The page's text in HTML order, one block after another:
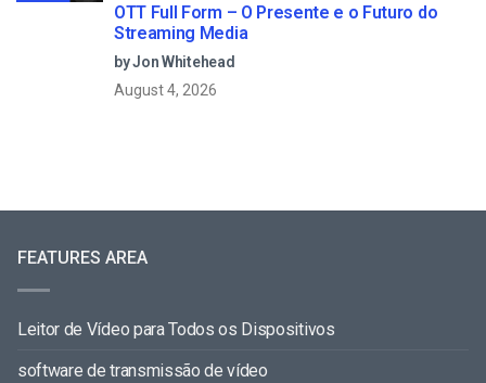
OTT Full Form – O Presente e o Futuro do
Streaming Media
by Jon Whitehead
August 4, 2026
FEATURES AREA
Leitor de Vídeo para Todos os Dispositivos
software de transmissão de vídeo